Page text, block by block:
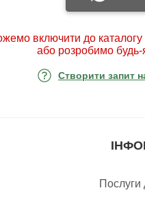
включити до каталогу
або розробимо
Створити запит
Послуги